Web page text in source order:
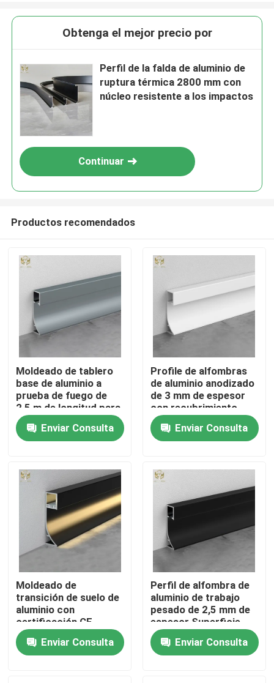
Inicio
Productos
Sobre nosotros
Visita a la fábrica
Control de Calidad
Contacto
Todos los casos
Solicitar una cotización
Obtenga el mejor precio por
Perfil de la falda de aluminio de
ruptura térmica 2800 mm con
núcleo resistente a los impactos
Continuar
Productos recomendados
Moldeado de tablero
base de aluminio a
prueba de fuego de
2,5 m de longitud para
pisos comerciales
Enviar Consulta
Profile de alfombras
de aluminio anodizado
de 3 mm de espesor
con recubrimiento
anticorrosión
Enviar Consulta
Moldeado de
transición de suelo de
aluminio con
certificación CE
2400mm para
renovación de oficinas
Enviar Consulta
Perfil de alfombra de
aluminio de trabajo
pesado de 2,5 mm de
espesor Superficie
anti-rasguños
Enviar Consulta